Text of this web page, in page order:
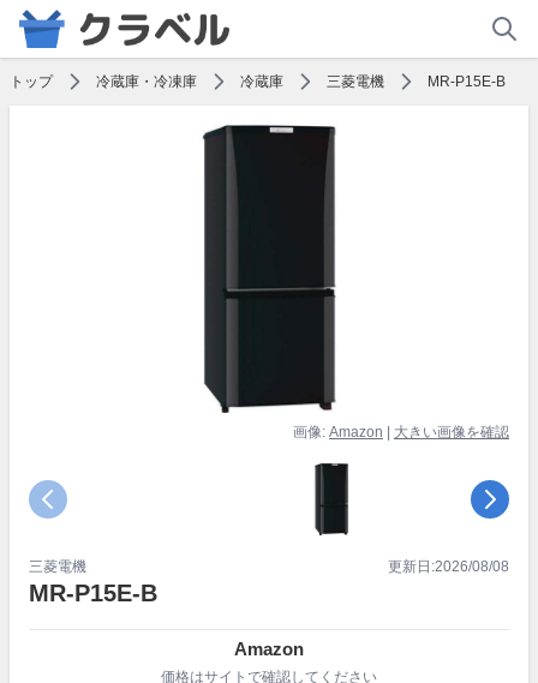
トップ 冷蔵庫・冷凍庫 冷蔵庫 三菱電機 MR-P15E-B
画像: Amazon 大きい画像を確認
三菱電機
MR-P15E-B
更新日:2026/08/08
Amazon
価格はサイトで確認してください